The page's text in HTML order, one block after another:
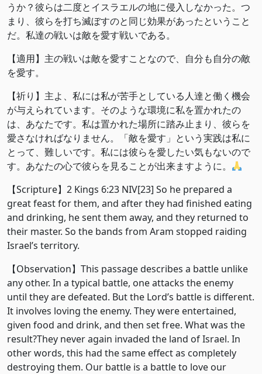
うか？彼らは二度とイスラエルの地に侵入しなかった。つ
まり、彼らを打ち滅ぼすのと同じ効果があったということ
だ。私達の戦いは敵を愛す戦いである。
【適用】主の戦いは敵を愛すことなので、自分も自分の敵
を愛す。
【祈り】主よ、私には私が苦手としている人達と働く機会
が与えられています。そのような環境に私を置かれたの
は、あなたです。私は置かれた場所に踏み止まり、彼らを
愛さなければなりません。「敵を愛す」という実践は私に
とって、難しいです。私には彼らを愛したい気もないので
す。あなたの心で彼らを見ることが出来ますように。
【Scripture】2 Kings 6:23 NIV[23] So he prepared a
great feast for them, and after they had finished eating
and drinking, he sent them away, and they returned to
their master. So the bands from Aram stopped raiding
Israel’s territory.
【Observation】This passage describes a battle unlike
any other. In a typical battle, one attacks the enemy
until they are defeated. But the Lord’s battle is different.
It involves loving the enemy. They were entertained,
given food and drink, and then set free. What was the
result?They never again invaded the land of Israel. In
other words, this had the same effect as completely
destroying them. Our battle is a battle to love our